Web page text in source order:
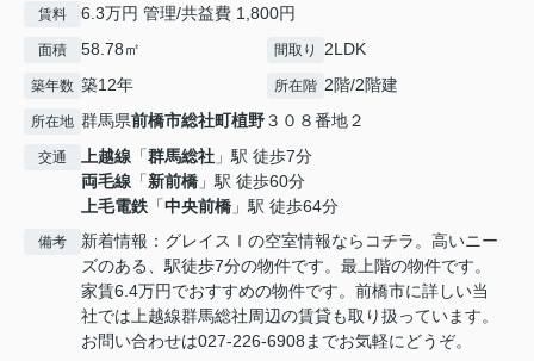
賃料 6.3万円 管理/共益費 1,800円
面積 58.78㎡ 間取り 2LDK
築年数 築12年 所在階 2階/2階建
所在地 群馬県前橋市総社町植野３０８番地２
交通 上越線 「群馬総社 」駅 徒歩7分
両毛線 「新前橋 」駅 徒歩60分
上毛電鉄 「中央前橋 」駅 徒歩64分
備考
新着情報：グレイスⅠの空室情報ならコチラ。高いニー
ズのある、駅徒歩7分の物件です。最上階の物件です。
家賃6.4万円でおすすめの物件です。前橋市に詳しい当
社では上越線群馬総社周辺の賃貸も取り扱っています。
お問い合わせは027-226-6908までお気軽にどうぞ。